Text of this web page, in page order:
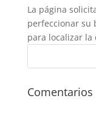
La página
perfeccionar su
para localizar la